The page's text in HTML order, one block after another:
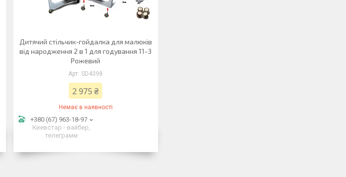
Дитячий стільчик-гойдалка для малюків
від народження 2 в 1 для годування 11-3
Рожевий
SD4398
2 975 ₴
Немає в наявності
+380 (67) 963-18-97
Киевстар - вайбер,
телеграмм